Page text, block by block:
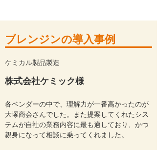
ブレンジンの導入事例
ケミカル製品製造
株式会社ケミック様
各ベンダーの中で、理解力が一番高かったのが
大塚商会さんでした。また提案してくれたシス
テムが自社の業務内容に最も適しており、かつ
親身になって相談に乗ってくれました。